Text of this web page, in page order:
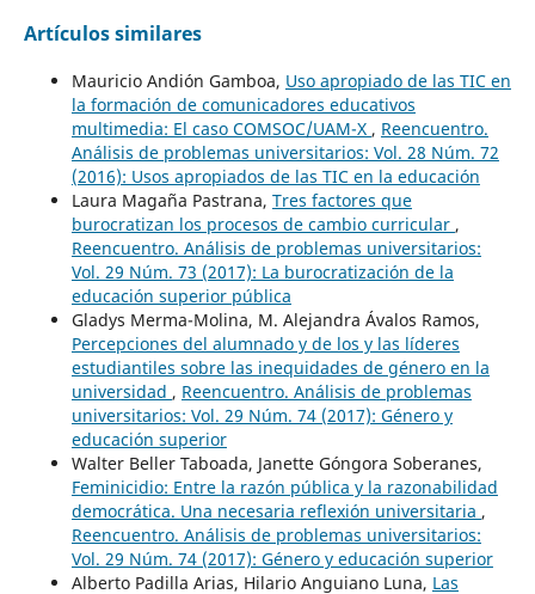
Artículos similares
Mauricio Andión Gamboa, Uso apropiado de las TIC en
la formación de comunicadores educativos
multimedia: El caso COMSOC/UAM-X , Reencuentro.
Análisis de problemas universitarios: Vol. 28 Núm. 72
(2016): Usos apropiados de las TIC en la educación
Laura Magaña Pastrana, Tres factores que
burocratizan los procesos de cambio curricular ,
Reencuentro. Análisis de problemas universitarios:
Vol. 29 Núm. 73 (2017): La burocratización de la
educación superior pública
Gladys Merma-Molina, M. Alejandra Ávalos Ramos,
Percepciones del alumnado y de los y las líderes
estudiantiles sobre las inequidades de género en la
universidad , Reencuentro. Análisis de problemas
universitarios: Vol. 29 Núm. 74 (2017): Género y
educación superior
Walter Beller Taboada, Janette Góngora Soberanes,
Feminicidio: Entre la razón pública y la razonabilidad
democrática. Una necesaria reflexión universitaria ,
Reencuentro. Análisis de problemas universitarios:
Vol. 29 Núm. 74 (2017): Género y educación superior
Alberto Padilla Arias, Hilario Anguiano Luna, Las